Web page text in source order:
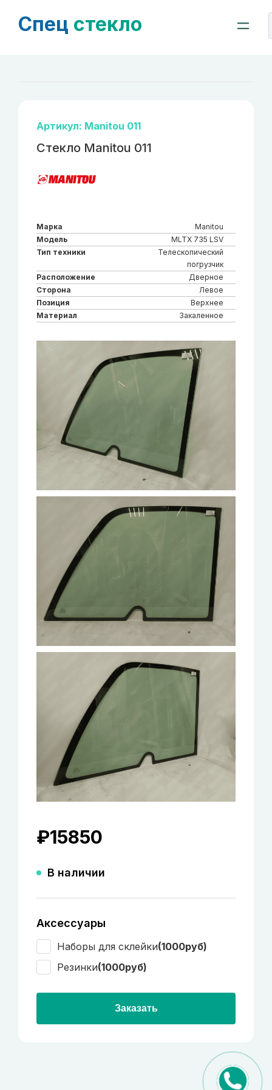
Спец стекло
Артикул: Manitou 011
Стекло Manitou 011
Марка
Manitou
Модель
MLTX 735 LSV
Тип техники
Телескопический
погрузчик
Расположение
Дверное
Сторона
Левое
Позиция
Верхнее
Материал
Закаленное
₽15850
В наличии
Аксессуары
Наборы для склейки(1000руб)
Резинки(1000руб)
Заказать